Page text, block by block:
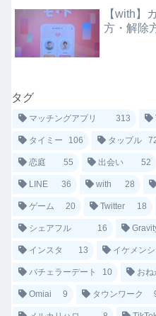
【with】
方・解除
タグ
マッチングアプリ 313
タイミー 106 タップル
恋庭 55 出会い 52
LINE 36 with 28
ゲーム 20 Twitter 18
シェアフル 16
インスタ 13 イケメン
バチェラーデート 10 おね
Omiai 9 タウンワーク